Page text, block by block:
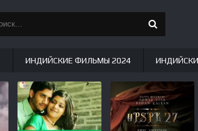
ИНДИЙСКИЕ ФИЛЬМЫ 2024